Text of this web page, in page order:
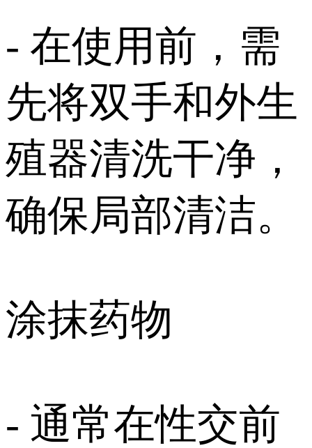
- 在使用前，需
先将双手和外生
殖器清洗干净，
确保局部清洁。
涂抹药物
- 通常在性交前